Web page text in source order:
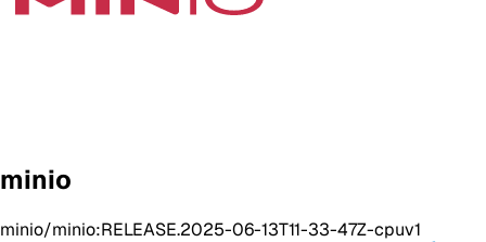
minio
minio/minio:RELEASE.2025-06-13T11-33-47Z-cpuv1